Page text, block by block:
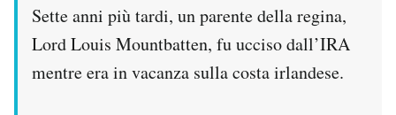
Sette anni più tardi, un parente della regina,
Lord Louis Mountbatten, fu ucciso dall’IRA
mentre era in vacanza sulla costa irlandese.